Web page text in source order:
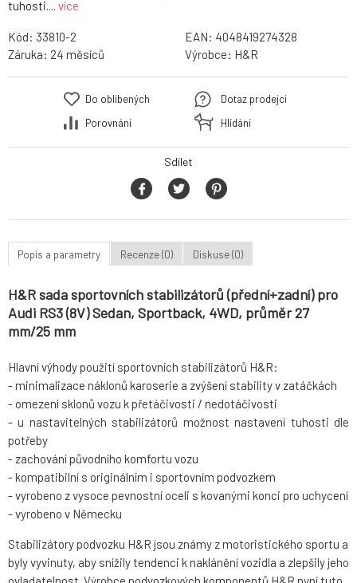
tuhosti.... více
Kód: 33810-2 EAN: 4048419274328
Záruka: 24 Výrobce: H&R
Do oblíbených
Porovnání
Dotaz prodejci
Hlídání
Sdílet
Popis a parametry Recenze (0) Diskuse (0)
H&R sada sportovních stabilizátorů (přední+zadní) pro
Audi RS3 (8V) Sedan, Sportback, 4WD, průměr 27
mm/25 mm
Hlavní výhody použití sportovních stabilizátorů H&R:
- minimalizace náklonů karoserie a zvýšení stability v zatáčkách
- omezení sklonů vozu k přetáčivosti / nedotáčivosti
- u nastavitelných stabilizátorů možnost nastavení tuhosti dle
potřeby
- zachování původního komfortu vozu
- kompatibilní s originálním i sportovním podvozkem
- vyrobeno z vysoce pevnostní oceli s kovanými konci pro uchycení
- vyrobeno v Německu
Stabilizátory podvozku H&R jsou známy z motoristického sportu a
byly vyvinuty, aby snížily tendenci k naklánění vozidla a zlepšily jeho